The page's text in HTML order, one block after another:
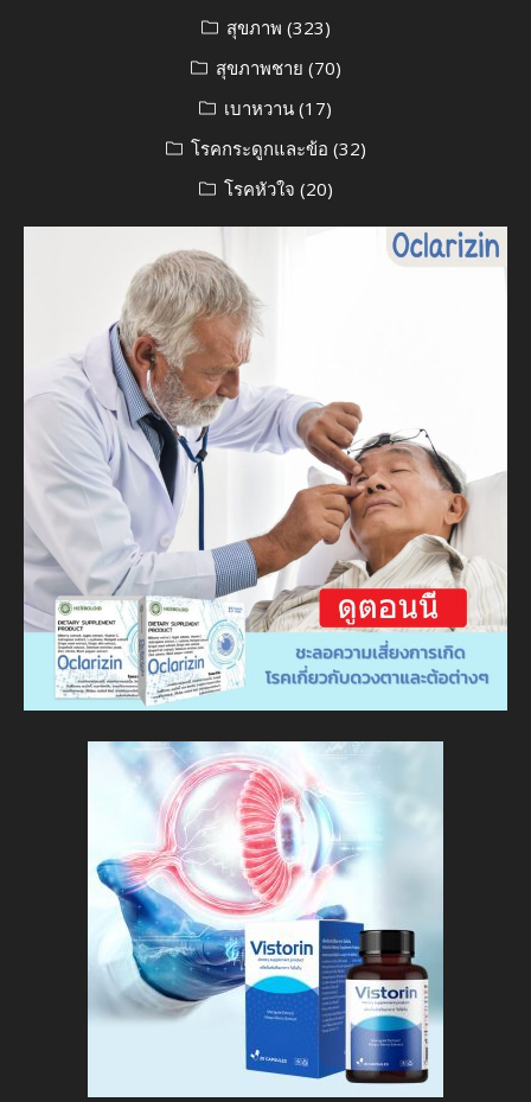
สุขภาพ (323)
สุขภาพชาย (70)
เบาหวาน (17)
โรคกระดูกและข้อ (32)
โรคหัวใจ (20)